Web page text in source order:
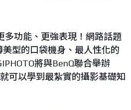
多功能、更強表現！網路話題
型的口袋機身、最人性化的
將與BenQ聯合舉辦
可以學到最紮實的攝影基礎知